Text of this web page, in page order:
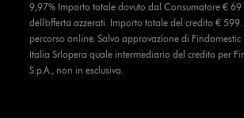
9,97% Importo totale dovuto dal Consumatore €
dell’offerta azzerati. Importo totale del credito € 599.
percorso online. Salvo approvazione di Findomestic
Italia Srlopera quale intermediario del credito per
S.p.A., non in esclusiva.